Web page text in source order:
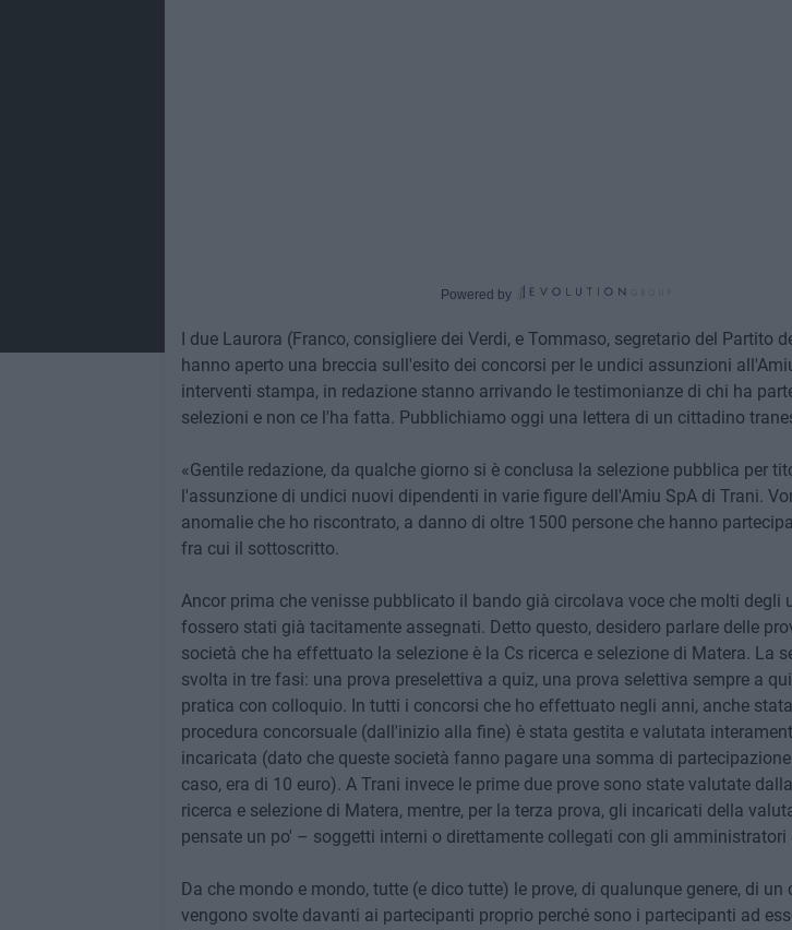
Powered by
I due Laurora (Franco, consigliere dei Verdi, e Tommaso, segretario del Partito
hanno aperto una breccia sull'esito dei concorsi per le undici assunzioni
interventi stampa, in redazione stanno arrivando le testimonianze di chi ha
selezioni e non ce l'ha fatta. Pubblichiamo oggi una lettera di un cittadino
«Gentile redazione, da qualche giorno si è conclusa la selezione pubblica per
l'assunzione di undici nuovi dipendenti in varie figure dell'Amiu SpA di Trani.
anomalie che ho riscontrato, a danno di oltre 1500 persone che hanno
fra cui il sottoscritto.
Ancor prima che venisse pubblicato il bando già circolava voce che molti degli
fossero stati già tacitamente assegnati. Detto questo, desidero parlare delle
società che ha effettuato la selezione è la Cs ricerca e selezione di Matera. La
svolta in tre fasi: una prova preselettiva a quiz, una prova selettiva sempre a
pratica con colloquio. In tutti i concorsi che ho effettuato negli anni, anche
procedura concorsuale (dall'inizio alla fine) è stata gestita e valutata
incaricata (dato che queste società fanno pagare una somma di
caso, era di 10 euro). A Trani invece le prime due prove sono state valutate
ricerca e selezione di Matera, mentre, per la terza prova, gli incaricati della
pensate un po' – soggetti interni o direttamente collegati con gli amministratori
Da che mondo e mondo, tutte (e dico tutte) le prove, di qualunque genere, di
vengono svolte davanti ai partecipanti proprio perché sono i partecipanti ad